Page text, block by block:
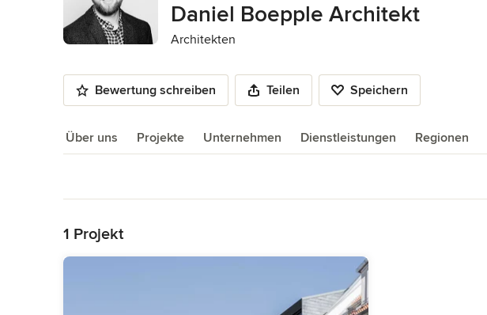
Daniel Boepple Architekt
Architekten
Bewertung schreiben Teilen Speichern
Über uns Projekte Unternehmen Dienstleistungen Regionen
1 Projekt